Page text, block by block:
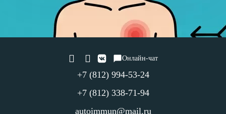
Онлайн-чат
+7 (812) 994-53-24
+7 (812) 338-71-94
autoimmun@mail.ru